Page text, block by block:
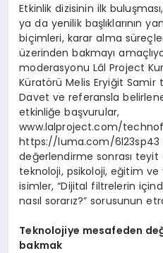
Etkinlik dizisinin ilk
ya da yenilik başlıklarının
biçimleri, karar alma
üzerinden bakmayı
moderasyonu Lâl Project
Küratörü Melis Eryiğit Samir
Davet ve referansla
etkinliğe başvurular,
www.lalproject.com/
https://luma.com/6l23sp43
değerlendirme sonrası teyit
teknoloji, psikoloji, eğitim ve
isimler, “Dijital filtrelerin
nasıl sorarız?” sorusunun
Teknolojiye mesafeden
bakmak